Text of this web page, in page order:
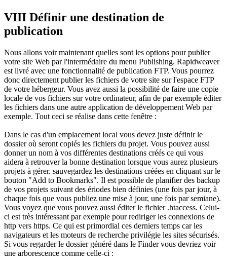
VIII Définir une destination de
publication
Nous allons voir maintenant quelles sont les options pour publier
votre site Web par l'intermédaire du menu Publishing. Rapidweaver
est livré avec une fonctionnalité de publication FTP. Vous pourrez
donc directement publier les fichiers de votre site sur l'espace FTP
de votre hébergeur. Vous avez aussi la possibilité de faire une copie
locale de vos fichiers sur votre ordinateur, afin de par exemple éditer
les fichiers dans une autre application de développement Web par
exemple. Tout ceci se réalise dans cette fenêtre :
Dans le cas d'un emplacement local vous devez juste définir le
dossier où seront copiés les fichiers du projet. Vous pouvez aussi
donner un nom à vos différentes destinations créés ce qui vous
aidera à retrouver la bonne destination lorsque vous aurez plusieurs
projets à gérer. sauvegardez les destinations créées en cliquant sur le
bouton "Add to Bookmarks". Il est possible de planifier des backup
de vos projets suivant des ériodes bien définies (une fois par jour, à
chaque fois que vous publiez une mise à jour, une fois par semiane).
Vous voyez que vous pouvez aussi éditer le fichier .htaccess. Celui-
ci est très intéressant par exemple pour rediriger les connexions de
http vers https. Ce qui est primordial ces derniers temps car les
navigateurs et les moteurs de recherche privilégie les sites sécurisés.
Si vous regarder le dossier généré dans le Finder vous devriez voir
une arborescence comme celle-ci :